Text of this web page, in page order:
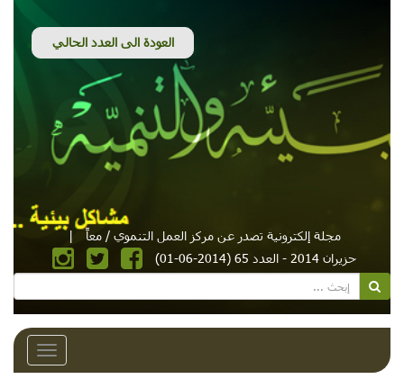
مجلة إلكترونية تصدر عن مركز العمل التنموي / معاً
|
حزيران 2014 - العدد 65 (2014-06-01)
Toggle